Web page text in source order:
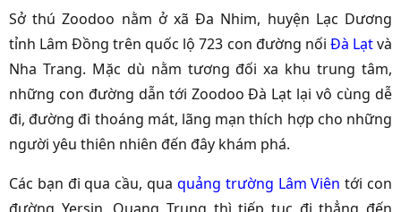
Sở thú Zoodoo nằm ở xã Đa Nhim, huyện Lạc Dương
tỉnh Lâm Đồng trên quốc lộ 723 con đường nối Đà Lạtvà
Nha Trang. Mặc dù nằm tương đối xa khu trung tâm,
những con đường dẫn tới Zoodoo Đà Lạt lại vô cùng dễ
đi, đường đi thoáng mát, lãng mạn thích hợp cho những
người yêu thiên nhiên đến đây khám phá.
Các bạn đi qua cầu, qua quảng trường Lâm Viên tới con